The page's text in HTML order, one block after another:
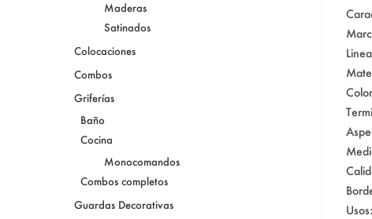
Maderas
Satinados
Colocaciones
Combos
Griferías
Baño
Cocina
Monocomandos
Combos completos
Guardas Decorativas